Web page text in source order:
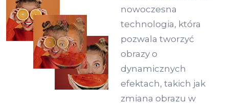
nowoczesna
technologia, która
pozwala tworzyć
obrazy o
dynamicznych
efektach, takich jak
zmiana obrazu w